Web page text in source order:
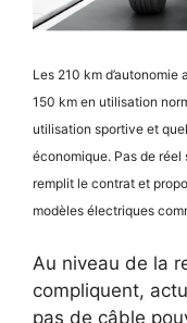
Les 210 km
150 km en utilisation
utilisation sportive et
économique. Pas de
remplit le contrat et
modèles électriques
Au niveau de la
compliquent,
pas de câble